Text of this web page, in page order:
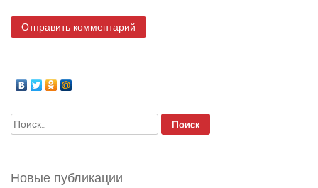
Найти:
Новые публикации